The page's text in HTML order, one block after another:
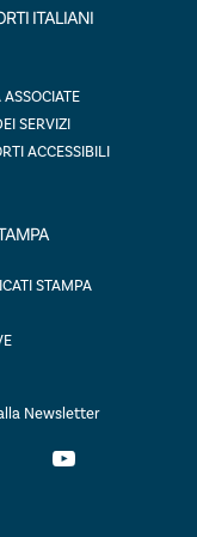
ITALIANI
ASSOCIATE
SERVIZI
ACCESSIBILI
STAMPA
Newsletter